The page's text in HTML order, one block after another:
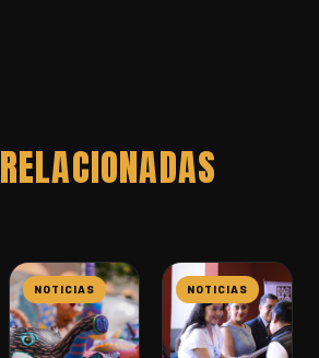
RELACIONADAS
NOTICIAS NOTICIAS